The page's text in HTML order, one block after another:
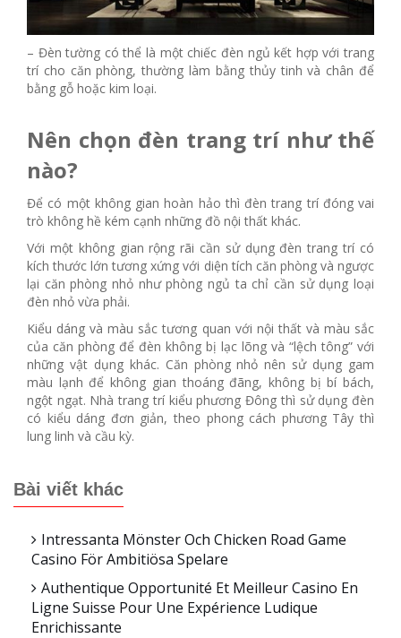
– Đèn tường có thể là một chiếc đèn ngủ kết hợp với trang
trí cho căn phòng, thường làm bằng thủy tinh và chân để
bằng gỗ hoặc kim loại.
Nên chọn đèn trang trí như thế
nào?
Để có một không gian hoàn hảo thì đèn trang trí đóng vai
trò không hề kém cạnh những đồ nội thất khác.
Với một không gian rộng rãi cần sử dụng đèn trang trí có
kích thước lớn tương xứng với diện tích căn phòng và ngược
lại căn phòng nhỏ như phòng ngủ ta chỉ cần sử dụng loại
đèn nhỏ vừa phải.
Kiểu dáng và màu sắc tương quan với nội thất và màu sắc
của căn phòng để đèn không bị lạc lõng và “lệch tông” với
những vật dụng khác. Căn phòng nhỏ nên sử dụng gam
màu lạnh để không gian thoáng đãng, không bị bí bách,
ngột ngạt. Nhà trang trí kiểu phương Đông thì sử dụng đèn
có kiểu dáng đơn giản, theo phong cách phương Tây thì
lung linh và cầu kỳ.
Bài viết khác
Intressanta Mönster Och Chicken Road Game
Casino För Ambitiösa Spelare
Authentique Opportunité Et Meilleur Casino En
Ligne Suisse Pour Une Expérience Ludique
Enrichissante